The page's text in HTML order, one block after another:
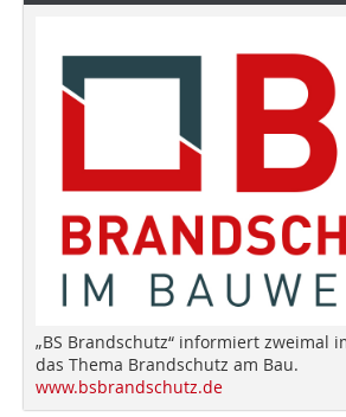
„BS Brandschutz“ informiert zweimal
das Thema Brandschutz am Bau.
www.bsbrandschutz.de